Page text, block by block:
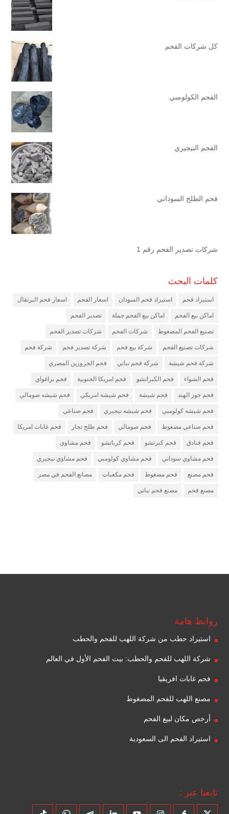
كل شركات الفحم
الفحم الكولومبي
الفحم النيجيري
فحم الطلح السوداني
شركات تصدير الفحم رقم 1
كلمات البحث
استيراد فحم استيراد فحم السودان اسعار الفحم اسعار فحم البرتقال
اماكن بيع الفحم اماكن بيع الفحم جملة تصدير الفحم
تصنيع الفحم المضغوط شركات الفحم شركات تصدير الفحم
شركات تصنيع الفحم شركة بيع فحم شركة تصدير فحم شركة فحم
شركة فحم شيشة شركة فحم نباتي فحم الجزورين المصري
فحم الشواء فحم الكبراتشو فحم امريكا الجنوبية فحم براغواي
فحم جوز الهند فحم شيشة فحم شيشة امريكي فحم شيشه صومالي
فحم شيشه كولومبي فحم شيشه نيجيري فحم صناعي
فحم صناعي مضغوط فحم صومالي فحم طلح تجار فحم غابات امريكا
فحم فنادق فحم كبرتشو فحم كرباتشو فحم مشاوي
فحم مشاوي سوداني فحم مشاوي كولومبي فحم مشاوي نيجيري
فحم مصنع فحم مضغوط فحم مكعبات مصانع الفحم في مصر
مصنع فحم مصنع فحم نباتي
روابط هامة
استيراد حطب من شركة اللهب للفحم والحطب
شركة اللهب للفحم والحطب: بيت الفحم الأول في العالم
فحم غابات افريقيا
مصنع اللهب للفحم المضغوط
أرخص مكان لبيع الفحم
استيراد الفحم الى السعودية
تابعنا عبر :